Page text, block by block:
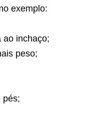
exemplo:
ao inchaço;
peso;
pés;